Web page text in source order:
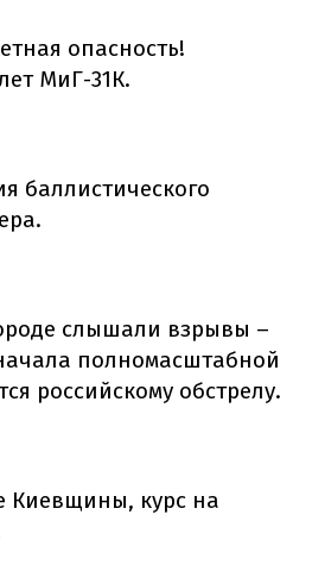
опасность!
МиГ-31К.
баллистического
слышали взрывы –
полномасштабной
российскому обстрелу.
Киевщины, курс на